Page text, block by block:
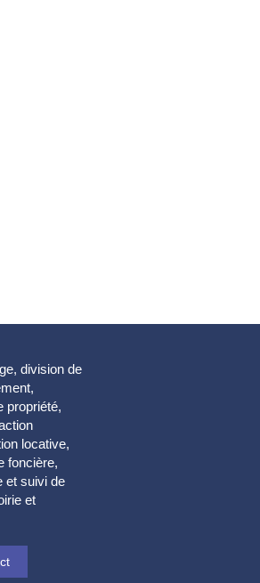
division de
propriété,
locative,
foncière,
et suivi de
et